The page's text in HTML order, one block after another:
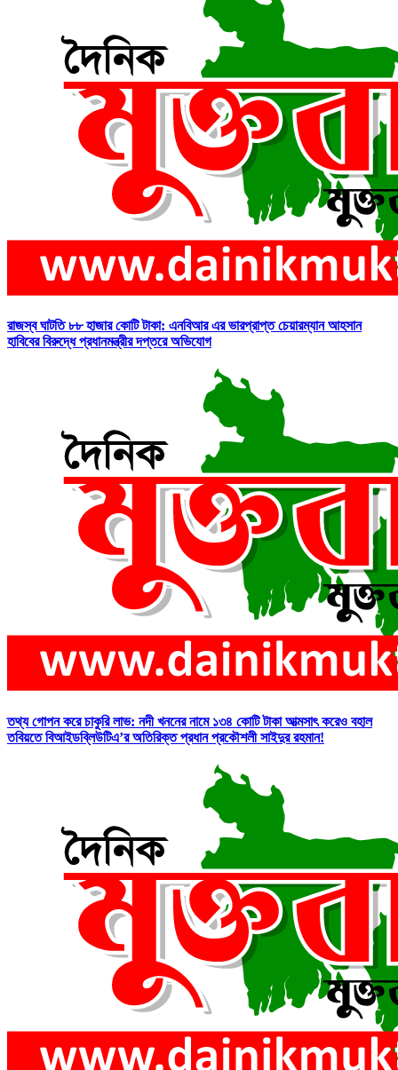
রাজস্ব ঘাটতি ৮৮ হাজার কোটি টাকা: এনবিআর এর ভারপ্রাপ্ত চেয়ারম্যান আহসান
হাবিবের বিরুদ্ধে প্রধানমন্ত্রীর দপ্তরে অভিযোগ
তথ্য গোপন করে চাকুরি লাভ: নদী খননের নামে ১৩৪ কোটি টাকা আত্মসাৎ করেও বহাল
তবিয়তে বিআইডব্লিউটিএ’র অতিরিক্ত প্রধান প্রকৌশলী সাইদুর রহমান!